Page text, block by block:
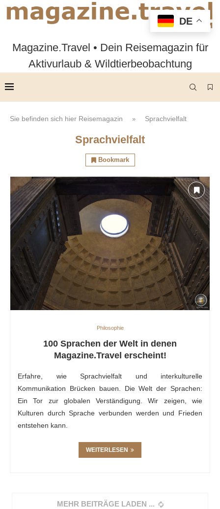
Magazine.Travel • Dein Reisemagazin für
Aktivurlaub & Wildtierbeobachtung
Sie befinden sich hier Reisemagazin » Sprachvielfalt
Sprachvielfalt
Bookmark
Philosophie
100 Sprachen der Welt in denen
Magazine.Travel erscheint!
Erfahre, wie Sprachvielfalt und interkulturelle
Kommunikation Brücken bauen. Die Welt der Sprachen:
Ein Tor zur globalen Verständigung. Wir zeigen, wie
Kulturen durch Sprache verbunden werden und Frieden
entstehen kann.
WEITERLESEN
MEHR BEITRÄGE LADEN
DE